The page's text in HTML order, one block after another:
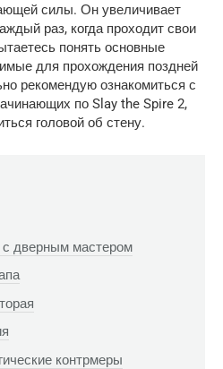
силы. Он увеличивает
раз, когда проходит свои
понять основные
для прохождения поздней
рекомендую ознакомиться с
по Slay the Spire 2,
головой об стену.
с дверным мастером
контрмеры